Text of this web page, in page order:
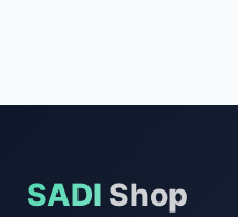
SADI Shop